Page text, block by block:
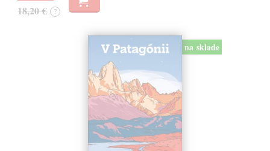
18,20 € ?
na sklade